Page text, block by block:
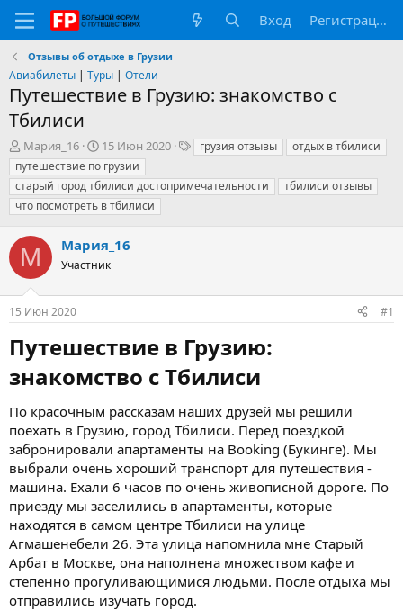
Вход Регистрация
Отзывы об отдыхе в Грузии
Авиабилеты | Туры | Отели
Путешествие в Грузию: знакомство с
Тбилиси
А
в
т
о
р
е
м
ы
Мария_16
Д
а
т
а
н
ч
л
15 Июн 2020
Т
г
и
грузия отзывы
отдых в тбилиси
путешествие по грузии
старый город тбилиси достопримечательности
тбилиси отзывы
что посмотреть в тбилиси
М Мария_16
Участник
15 Июн 2020 #1
Путешествие в Грузию:
знакомство с Тбилиси​
По красочным рассказам наших друзей мы решили
поехать в Грузию, город Тбилиси. Перед поездкой
забронировали апартаменты на Booking (Букинге). Мы
выбрали очень хороший транспорт для путешествия -
машина. Ехали 6 часов по очень живописной дороге. По
приезду мы заселились в апартаменты, которые
находятся в самом центре Тбилиси на улице
Агмашенебели 26. Эта улица напомнила мне Старый
Арбат в Москве, она наполнена множеством кафе и
степенно прогуливающимися людьми. После отдыха мы
отправились изучать город.